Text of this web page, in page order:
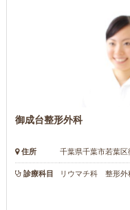
御成台整形外科
住所 千葉県千葉市若葉区
診療科目 リウマチ科 整形